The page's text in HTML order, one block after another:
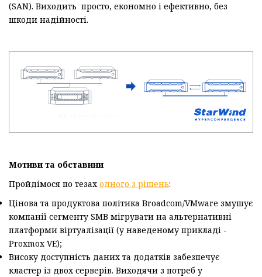
(SAN). Виходить просто, економно і ефективно, без
шкоди надійності.
Мотиви та обставини
Пройдімося по тезах одного з рішень:
Цінова та продуктова політика Broadcom/VMware змушує
компанії сегменту SMB мігрувати на альтернативні
платформи віртуалізації (у наведеному прикладі -
Proxmox VE);
Високу доступність даних та додатків забезпечує
кластер із двох серверів. Виходячи з потреб у